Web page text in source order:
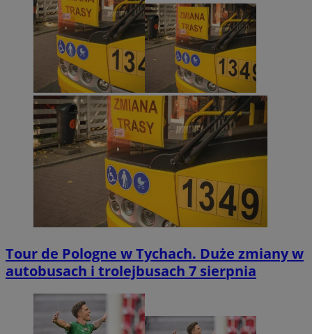
Tour de Pologne w Tychach. Duże zmiany w
autobusach i trolejbusach 7 sierpnia